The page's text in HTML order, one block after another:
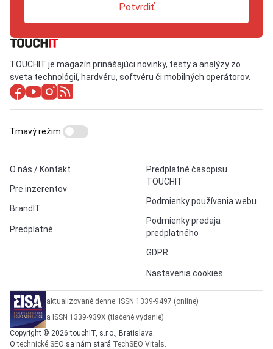
Potvrdiť
TOUCHIT je magazín prinášajúci novinky, testy a analýzy zo
sveta technológií, hardvéru, softvéru či mobilných operátorov.
O nás / Kontakt
Pre inzerentov
BrandIT
Predplatné
Predplatné časopisu
TOUCHIT
Podmienky používania webu
Podmienky predaja
predplatného
GDPR
Nastavenia cookies
Tmavý režim
aktualizované denne: ISSN 1339-9497 (online)
a ISSN 1339-939X (tlačené vydanie)
Copyright © 2026 touchIT, s.r.o., Bratislava.
Otechnické SEO sa nám stará TechSEO Vitals.